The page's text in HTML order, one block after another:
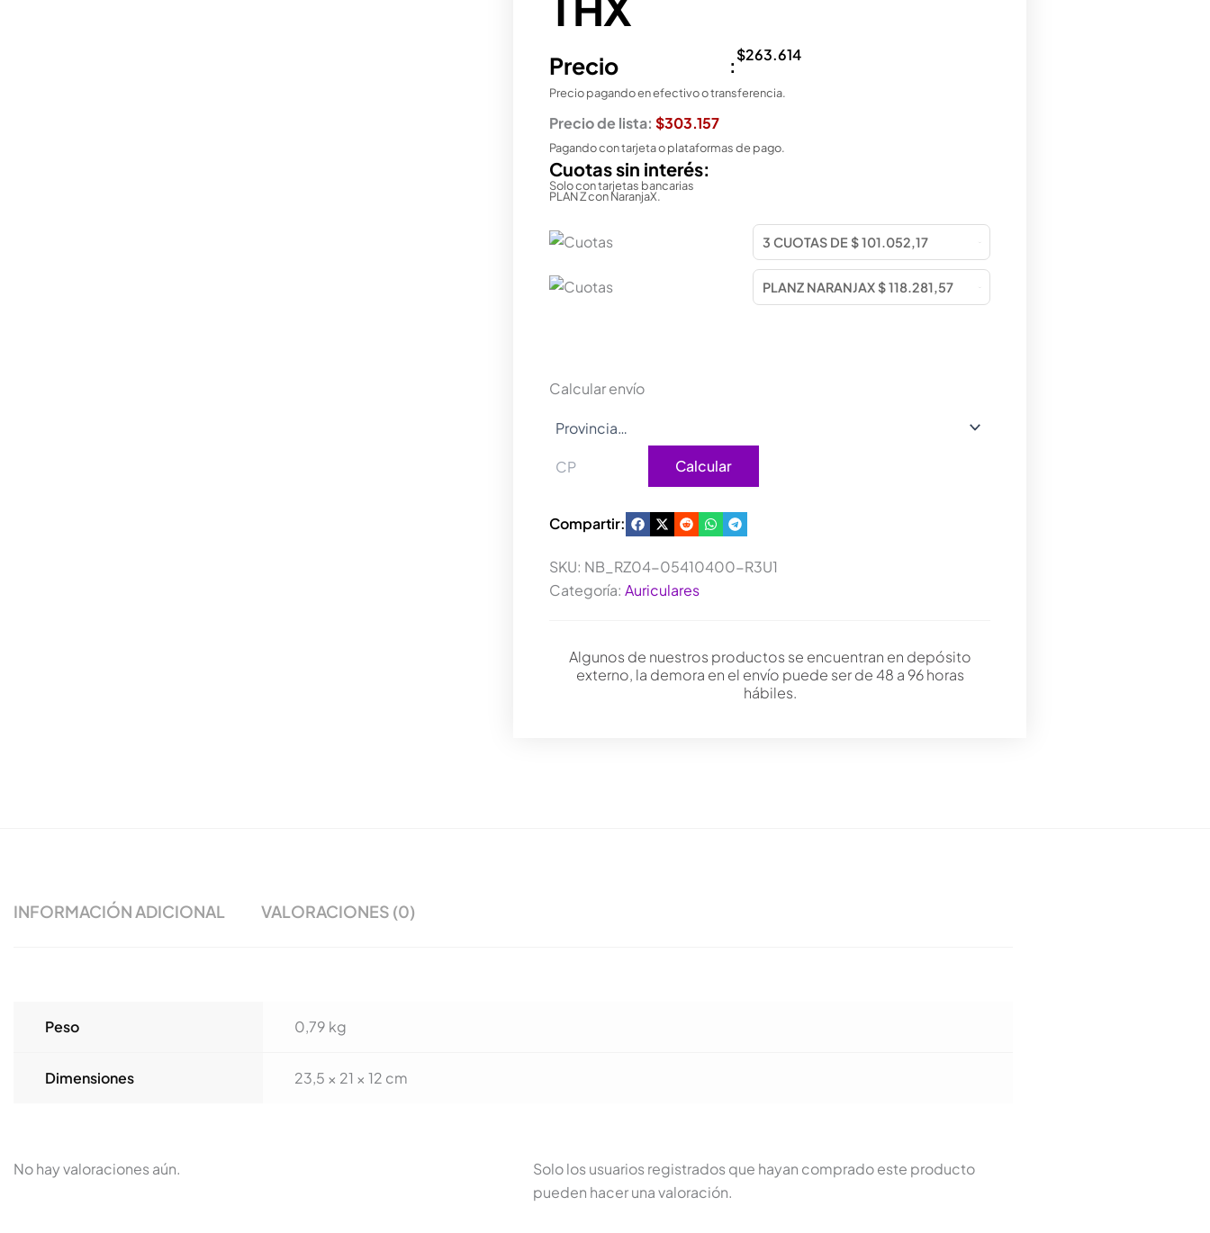
Precio :$263.614
Precio pagando en efectivo o transferencia.
Precio de lista: $303.157
Pagando con tarjeta o plataformas de pago.
Cuotas sin interés:
Solo con tarjetas bancarias
PLAN Z con NaranjaX.
Calcular envío
Calcular
Compartir:
SKU: NB_RZ04-05410400-R3U1
Categoría: Auriculares
Algunos de nuestros productos se encuentran en depósito
externo, la demora en el envío puede ser de 48 a 96 horas
hábiles.
INFORMACIÓN ADICIONAL VALORACIONES (0)
Peso 0,79 kg
Dimensiones 23,5 × 21 × 12 cm
No hay valoraciones aún.
Solo los usuarios registrados que hayan comprado este producto
pueden hacer una valoración.